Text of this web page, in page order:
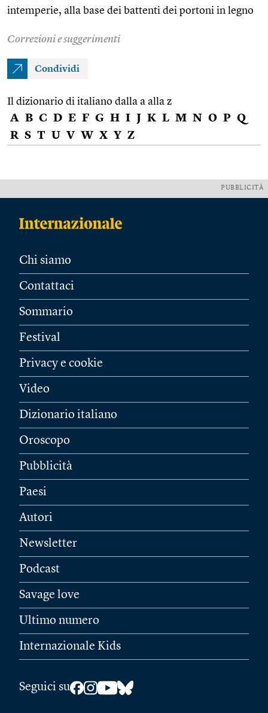
intemperie, alla base dei battenti dei portoni in legno
Correzioni e suggerimenti
Condividi
Il dizionario di italiano dalla a alla z
A B C D E F G H I J K L M N O P Q
R S T U V W X Y Z
PUBBLICITÀ
Chi siamo
Contattaci
Sommario
Festival
Privacy e cookie
Video
Dizionario italiano
Oroscopo
Pubblicità
Paesi
Autori
Newsletter
Podcast
Savage love
Ultimo numero
Internazionale Kids
Seguici su